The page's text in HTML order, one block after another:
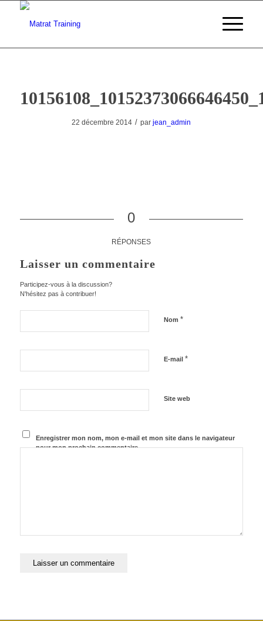
22 décembre 2014 / parjean_admin
0
RÉPONSES
Laisser un commentaire
Participez-vous à la discussion?
N'hésitez pas à contribuer!
Nom *
E-mail *
Site web
Enregistrer mon nom, mon e-mail et mon site dans le navigateur
pour mon prochain commentaire.